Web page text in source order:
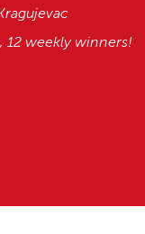
12 weekly winners!